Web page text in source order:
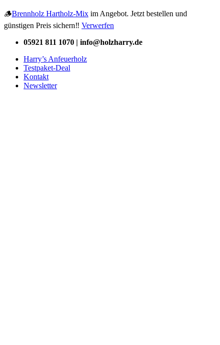
🪵Brennholz Hartholz-Mix im Angebot. Jetzt bestellen und
günstigen Preis sichern‼️ Verwerfen
Zum
springen
05921 811 1070 | info@holzharry.de
Harry’s Anfeuerholz
Testpaket-Deal
Kontakt
Newsletter